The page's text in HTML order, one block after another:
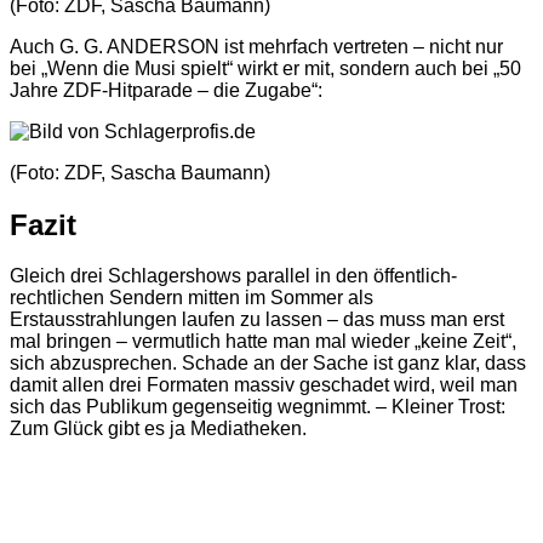
(Foto: ZDF, Sascha Baumann)
Auch G. G. ANDERSON ist mehrfach vertreten – nicht nur
bei „Wenn die Musi spielt“ wirkt er mit, sondern auch bei „50
Jahre ZDF-Hitparade – die Zugabe“:
(Foto: ZDF, Sascha Baumann)
Fazit
Gleich drei Schlagershows parallel in den öffentlich-
rechtlichen Sendern mitten im Sommer als
Erstausstrahlungen laufen zu lassen – das muss man erst
mal bringen – vermutlich hatte man mal wieder „keine Zeit“,
sich abzusprechen. Schade an der Sache ist ganz klar, dass
damit allen drei Formaten massiv geschadet wird, weil man
sich das Publikum gegenseitig wegnimmt. – Kleiner Trost:
Zum Glück gibt es ja Mediatheken.